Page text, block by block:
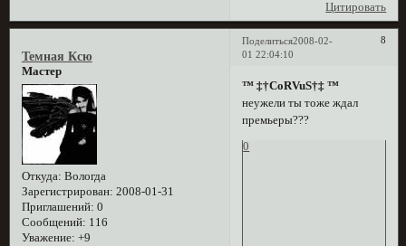
Цитировать
Поделиться 8
2008-02-
01 22:04:10
Темная Ксю
Мастер
Откуда: Вологда
Зарегистрирован: 2008-01-31
Приглашений: 0
Сообщений: 116
Уважение: +9
™ ‡†CoRVuS†‡ ™
неужели ты тоже ждал
премьеры???
0